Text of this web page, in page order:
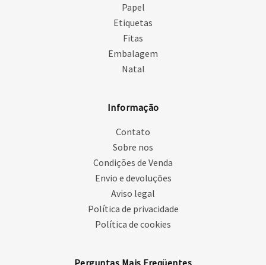
Papel
Etiquetas
Fitas
Embalagem
Natal
Informação
Contato
Sobre nos
Condições de Venda
Envio e devoluções
Aviso legal
Política de privacidade
Política de cookies
Perguntas Mais Freqüentes